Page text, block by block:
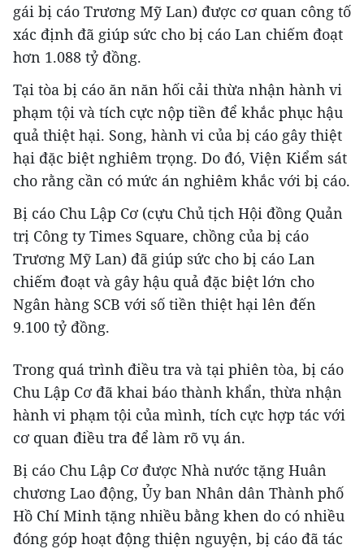
gái bị cáo Trương Mỹ Lan) được cơ quan công tố
xác định đã giúp sức cho bị cáo Lan chiếm đoạt
hơn 1.088 tỷ đồng.
Tại tòa bị cáo ăn năn hối cải thừa nhận hành vi
phạm tội và tích cực nộp tiền để khắc phục hậu
quả thiệt hại. Song, hành vi của bị cáo gây thiệt
hại đặc biệt nghiêm trọng. Do đó, Viện Kiểm sát
cho rằng cần có mức án nghiêm khắc với bị cáo.
Bị cáo Chu Lập Cơ (cựu Chủ tịch Hội đồng Quản
trị Công ty Times Square, chồng của bị cáo
Trương Mỹ Lan) đã giúp sức cho bị cáo Lan
chiếm đoạt và gây hậu quả đặc biệt lớn cho
Ngân hàng SCB với số tiền thiệt hại lên đến
9.100 tỷ đồng.
Trong quá trình điều tra và tại phiên tòa, bị cáo
Chu Lập Cơ đã khai báo thành khẩn, thừa nhận
hành vi phạm tội của mình, tích cực hợp tác với
cơ quan điều tra để làm rõ vụ án.
Bị cáo Chu Lập Cơ được Nhà nước tặng Huân
chương Lao động, Ủy ban Nhân dân Thành phố
Hồ Chí Minh tặng nhiều bằng khen do có nhiều
đóng góp hoạt động thiện nguyện, bị cáo đã tác